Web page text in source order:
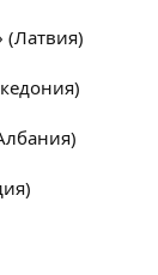
(Латвия)